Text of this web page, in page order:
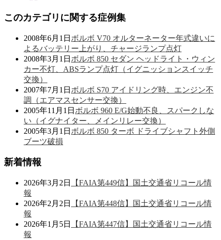
このカテゴリに関する症例集
2008年6月1日 ボルボ V70 オルターネーター年式違いに
よるバッテリー上がり、チャージランプ点灯
2008年3月1日 ボルボ 850 セダン ヘッドライト・ウィン
カー不灯、ABSランプ点灯（イグニッションスイッチ
交換）
2007年7月1日 ボルボ S70 アイドリング時、エンジン不
調（エアマスセンサー交換）
2005年11月1日 ボルボ 960 E/G始動不良、スパークしな
い（イグナイター、メインリレー交換）
2005年3月1日 ボルボ 850 ターボ ドライブシャフト外側
ブーツ破損
新着情報
2026年3月2日
【FAIA第449信】国土交通省リコール情
報
2026年2月2日
【FAIA第448信】国土交通省リコール情
報
2026年1月5日
【FAIA第447信】国土交通省リコール情
報